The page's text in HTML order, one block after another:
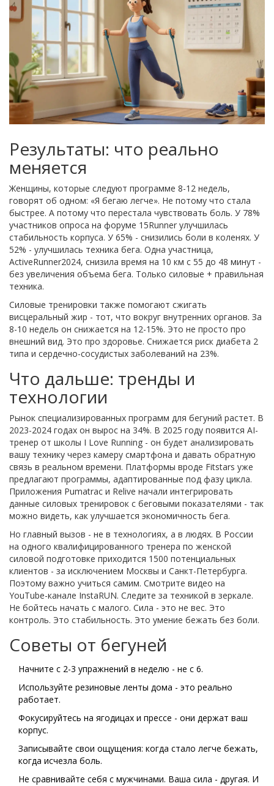
Результаты: что реально
меняется
Женщины, которые следуют программе 8-12 недель,
говорят об одном: «Я бегаю легче». Не потому что стала
быстрее. А потому что перестала чувствовать боль. У 78%
участников опроса на форуме 15Runner улучшилась
стабильность корпуса. У 65% - снизились боли в коленях. У
52% - улучшилась техника бега. Одна участница,
ActiveRunner2024, снизила время на 10 км с 55 до 48 минут -
без увеличения объема бега. Только силовые + правильная
техника.
Силовые тренировки также помогают сжигать
висцеральный жир - тот, что вокруг внутренних органов. За
8-10 недель он снижается на 12-15%. Это не просто про
внешний вид. Это про здоровье. Снижается риск диабета 2
типа и сердечно-сосудистых заболеваний на 23%.
Что дальше: тренды и
технологии
Рынок специализированных программ для бегуний растет. В
2023-2024 годах он вырос на 34%. В 2025 году появится AI-
тренер от школы I Love Running - он будет анализировать
вашу технику через камеру смартфона и давать обратную
связь в реальном времени. Платформы вроде Fitstars уже
предлагают программы, адаптированные под фазу цикла.
Приложения Pumatrac и Relive начали интегрировать
данные силовых тренировок с беговыми показателями - так
можно видеть, как улучшается экономичность бега.
Но главный вызов - не в технологиях, а в людях. В России
на одного квалифицированного тренера по женской
силовой подготовке приходится 1500 потенциальных
клиентов - за исключением Москвы и Санкт-Петербурга.
Поэтому важно учиться самим. Смотрите видео на
YouTube-канале InstaRUN. Следите за техникой в зеркале.
Не бойтесь начать с малого. Сила - это не вес. Это
контроль. Это стабильность. Это умение бежать без боли.
Советы от бегуней
Начните с 2-3 упражнений в неделю - не с 6.
Используйте резиновые ленты дома - это реально
работает.
Фокусируйтесь на ягодицах и прессе - они держат ваш
корпус.
Записывайте свои ощущения: когда стало легче бежать,
когда исчезла боль.
Не сравнивайте себя с мужчинами. Ваша сила - другая. И